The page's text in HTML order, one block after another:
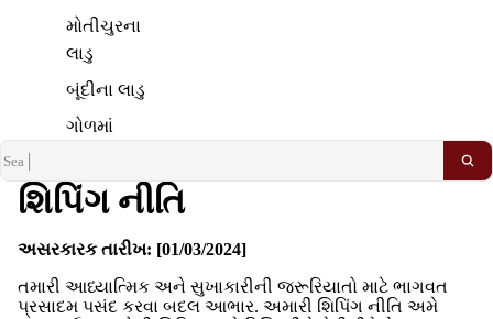
મોતીચુરના
લાડુ
બૂંદીના લાડુ
ગોળમાં
વધુ...
શિપિંગ નીતિ
અસરકારક તારીખ: [01/03/2024]
તમારી આધ્યાત્મિક અને સુખાકારીની જરૂરિયાતો માટે ભાગવત
પ્રસાદમ પસંદ કરવા બદલ આભાર. અમારી શિપિંગ નીતિ અમે